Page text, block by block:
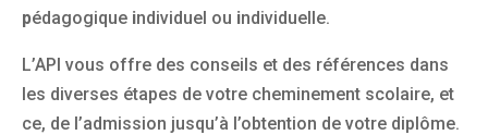
pédagogique individuel ou individuelle.
L’API vous offre des conseils et des références dans
les diverses étapes de votre cheminement scolaire, et
ce, de l’admission jusqu’à l’obtention de votre diplôme.